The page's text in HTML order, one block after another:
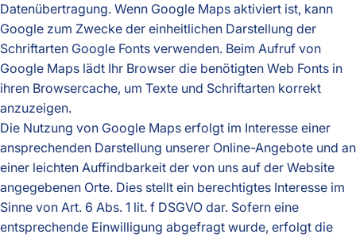
Datenübertragung. Wenn Google Maps aktiviert ist, kann
Google zum Zwecke der einheitlichen Darstellung der
Schriftarten Google Fonts verwenden. Beim Aufruf von
Google Maps lädt Ihr Browser die benötigten Web Fonts in
ihren Browsercache, um Texte und Schriftarten korrekt
anzuzeigen.
Die Nutzung von Google Maps erfolgt im Interesse einer
ansprechenden Darstellung unserer Online-Angebote und an
einer leichten Auffindbarkeit der von uns auf der Website
angegebenen Orte. Dies stellt ein berechtigtes Interesse im
Sinne von Art. 6 Abs. 1 lit. f DSGVO dar. Sofern eine
entsprechende Einwilligung abgefragt wurde, erfolgt die